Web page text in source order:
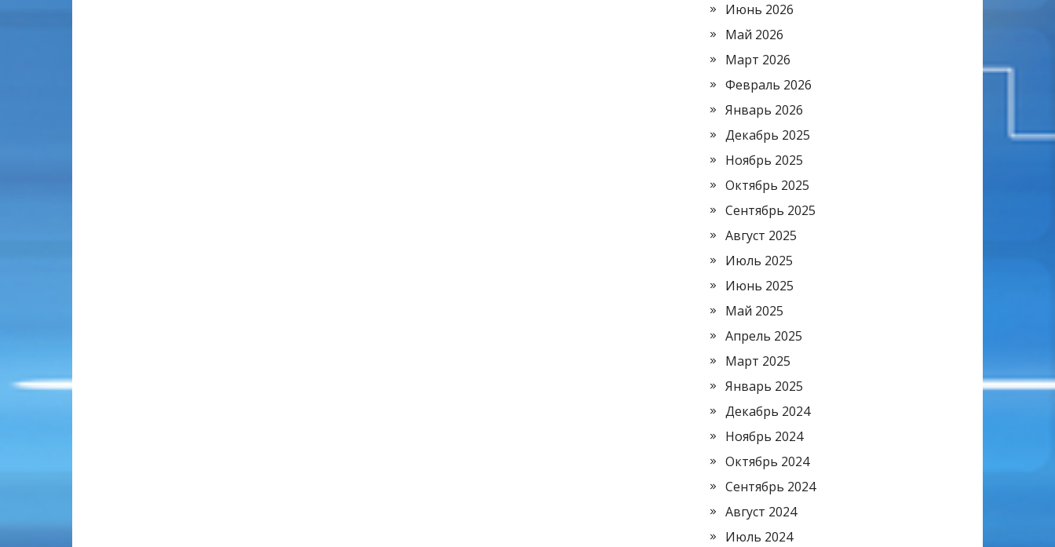
Июнь 2026
Май 2026
Март 2026
Февраль 2026
Январь 2026
Декабрь 2025
Ноябрь 2025
Октябрь 2025
Сентябрь 2025
Август 2025
Июль 2025
Июнь 2025
Май 2025
Апрель 2025
Март 2025
Январь 2025
Декабрь 2024
Ноябрь 2024
Октябрь 2024
Сентябрь 2024
Август 2024
Июль 2024